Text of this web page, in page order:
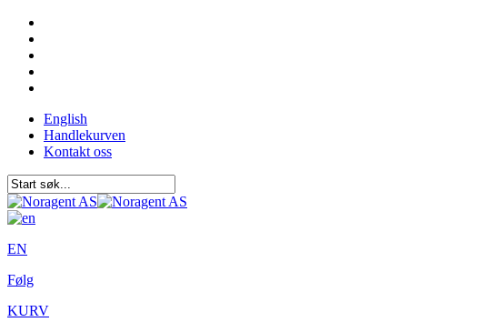
English
Handlekurven
Kontakt oss
EN
Følg
KURV